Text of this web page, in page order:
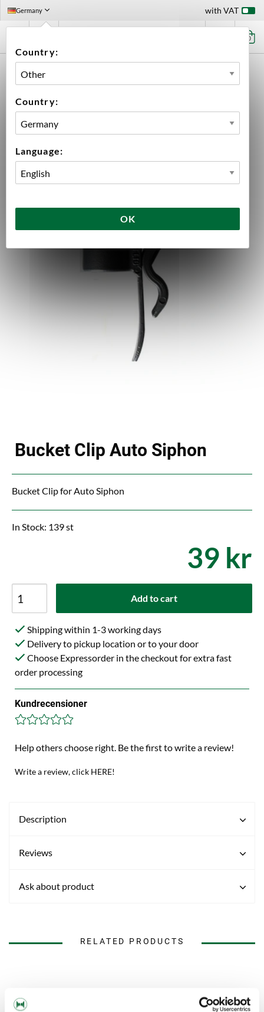
Germany
Country:
Country:
Language:
OK
with VAT
0
FERMENTATION ACCESSORIES
BUCKET CLIP AUTO SIPHON
Bucket Clip Auto Siphon
Bucket Clip for Auto Siphon
In Stock: 139 st
39 kr
Add to cart
Shipping within 1-3 working days
Delivery to pickup location or to your door
Choose Expressorder in the checkout for extra fast
order processing
Kundrecensioner
Help others choose right. Be the first to write a review!
Write a review, click HERE!
Description
Reviews
Ask about product
RELATED PRODUCTS